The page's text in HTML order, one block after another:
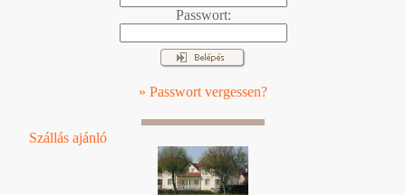
Passwort:
» Passwort vergessen?
Szállás ajánló